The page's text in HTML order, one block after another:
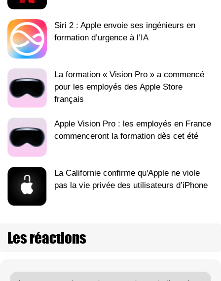
Siri 2 : Apple envoie ses ingénieurs en
formation d’urgence à l’IA
La formation « Vision Pro » a commencé
pour les employés des Apple Store
français
Apple Vision Pro : les employés en France
commenceront la formation dès cet été
La Californie confirme qu'Apple ne viole
pas la vie privée des utilisateurs d’iPhone
Les réactions